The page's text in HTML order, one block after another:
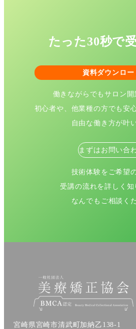
たった30秒で
資料ダウンロー
働きながらでもサロン開
初心者や、他業種の方でも安
自由な働き方が叶
まずはお問い合
技術体験をご希望
受講の流れを詳しく知
なんでもご相談く
宮崎県宮崎市清武町加納乙138-1